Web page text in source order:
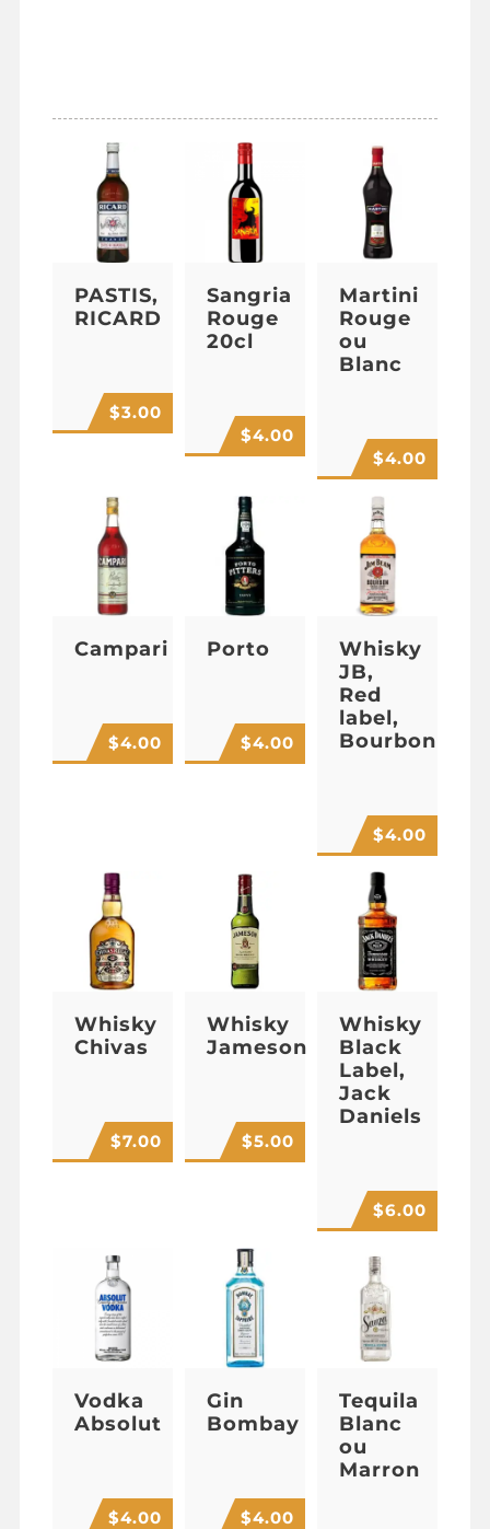
PASTIS,
RICARD
$3.00
Sangria
Rouge
20cl
$4.00
Martini
Rouge
ou
Blanc
$4.00
Campari
$4.00
Porto
$4.00
Whisky
JB,
Red
label,
Bourbon
$4.00
Whisky
Chivas
$7.00
Whisky
Jameson
$5.00
Whisky
Black
Label,
Jack
Daniels
$6.00
Vodka
Absolut
$4.00
Gin
Bombay
$4.00
Tequila
Blanc
ou
Marron